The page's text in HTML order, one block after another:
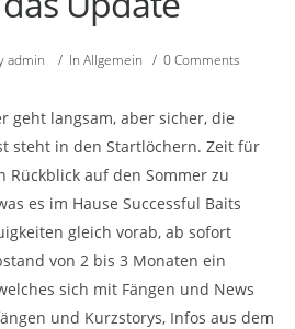
admin / In Allgemein / 0 Comments
geht langsam, aber sicher, die
steht in den Startlöchern. Zeit für
Rückblick auf den Sommer zu
es im Hause Successful Baits
gleich vorab, ab sofort
von 2 bis 3 Monaten ein
sich mit Fängen und News
und Kurzstorys, Infos aus dem